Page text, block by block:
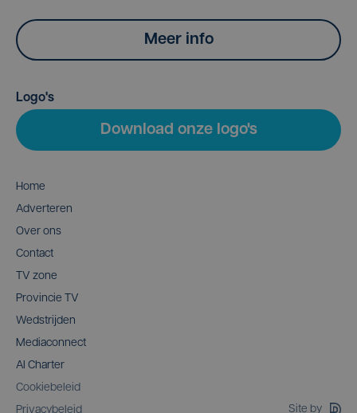
Meer info
Logo's
Download onze logo's
Home
Adverteren
Over ons
Contact
TV zone
Provincie TV
Wedstrijden
Mediaconnect
AI Charter
Cookiebeleid
Privacybeleid
Site by